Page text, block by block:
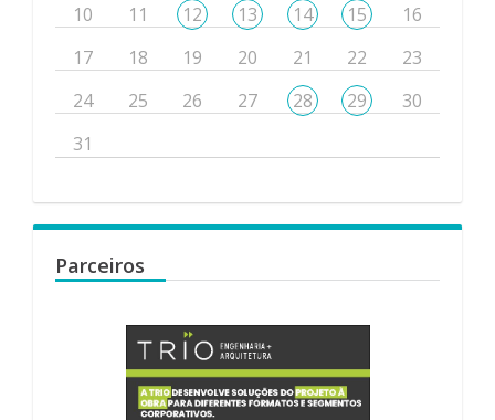
10
11 12 13 14 15
16
17
18 19 20 21 22
23
24
25 26 27 28 29
30
31
Parceiros